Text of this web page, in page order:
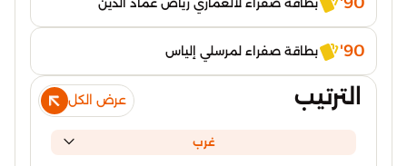
90' بطاقة صفراء لمرسلي إلياس
الترتيب عرض الكل
غرب